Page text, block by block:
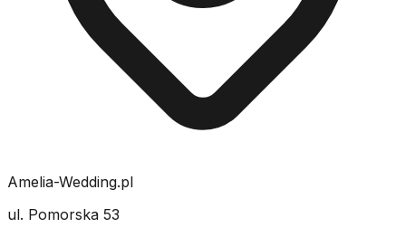
Amelia-Wedding.pl
ul. Pomorska 53